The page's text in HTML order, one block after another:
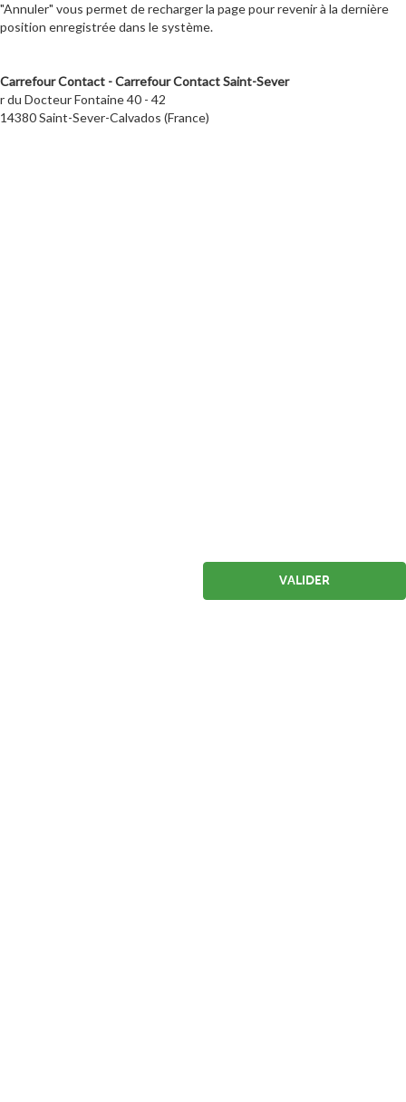
"Annuler" vous permet de recharger la page pour revenir à la dernière
position enregistrée dans le système.
Carrefour Contact - Carrefour Contact Saint-Sever
r du Docteur Fontaine 40 - 42
14380 Saint-Sever-Calvados (France)